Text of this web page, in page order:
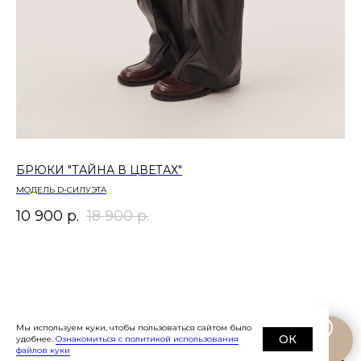
БРЮКИ "ТАЙНА В ЦВЕТАХ"
МОДЕЛЬ D-СИЛУЭТА
10 900 р. 18 900 р.
©2019-2026Eve&Esther.ru
+7 985 266 02
Мы используем куки, чтобы пользоваться сайтом было
удобнее. Ознакомиться с политикой использования
файлов куки
ОК